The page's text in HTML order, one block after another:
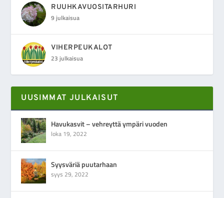
RUUHKAVUOSITARHURI
9 julkaisua
VIHERPEUKALOT
23 julkaisua
UUSIMMAT JULKAISUT
Havukasvit – vehreyttä ympäri vuoden
loka 19, 2022
Syysväriä puutarhaan
syys 29, 2022